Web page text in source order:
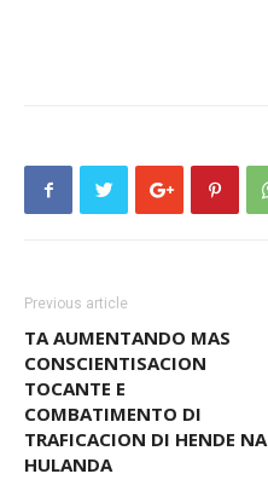
Previous article
TA AUMENTANDO MAS
CONSCIENTISACION
TOCANTE E
COMBATIMENTO DI
TRAFICACION DI HENDE NA
HULANDA